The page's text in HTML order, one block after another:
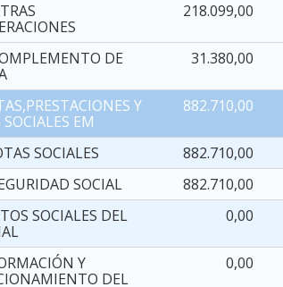
218.099,00
DE
31.380,00
Y
EM
882.710,00
SOCIALES 882.710,00
SOCIAL
882.710,00
SOCIALES DEL
0,00
Y
DEL
0,00